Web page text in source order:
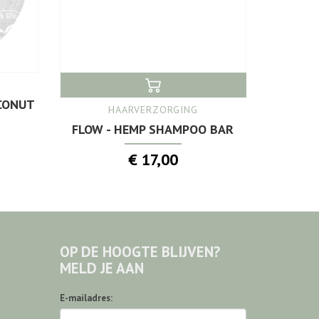
HAARVERZORGING
FLOW - HEMP SHAMPOO BAR
€ 17,00
OP DE HOOGTE BLIJVEN?
MELD JE AAN
E-mailadres: